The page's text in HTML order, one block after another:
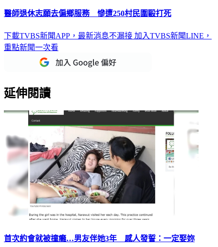
醫師退休志願去偏鄉服務 慘遭250村民圍毆打死
下載TVBS新聞APP，最新消息不漏接 加入TVBS新聞LINE，
重點新聞一次看
延伸閱讀
首次約會就被撞癱…男友伴她3年 感人發誓：一定娶妳